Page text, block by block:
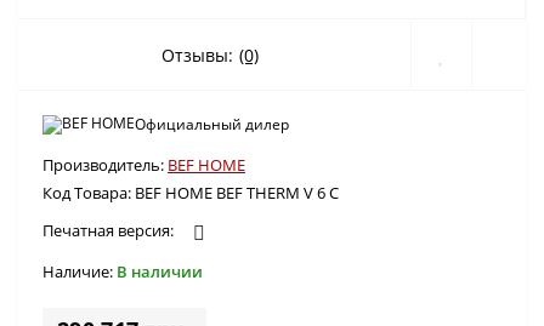
Отзывы: (0)
Производитель: BEF HOME
Код Товара: BEF HOME BEF THERM V 6 C
Печатная версия:
Наличие: В наличии
Официальный дилер